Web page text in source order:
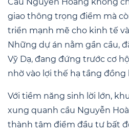
giao thông trọng điểm mà
triển mạnh mẽ cho kinh tế
Những dự án nằm gần cầu,
Vỹ Dạ, đang đứng trước cơ
nhờ vào lợi thế hạ tầng đồng
Với tiềm năng sinh lời lớn,
xung quanh cầu Nguyễn
thành tâm điểm đầu tư bất